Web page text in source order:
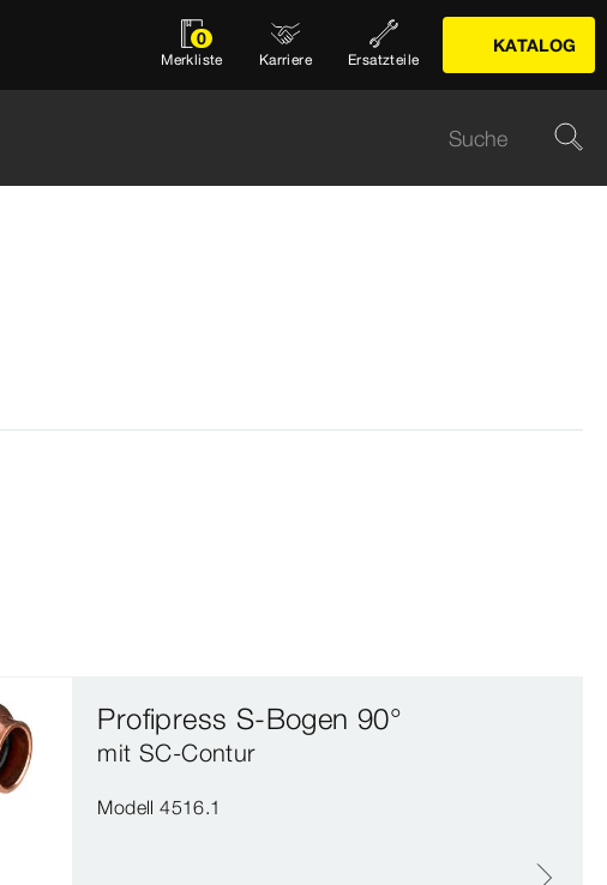
0
Merkliste Karriere Ersatzteile
KATALOG
Profipress S-Bogen 90°
mit SC‑Contur
Modell 4516.1